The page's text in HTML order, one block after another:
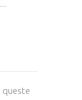
queste